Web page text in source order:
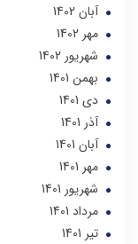
آبان 1402
مهر 1402
شهریور 1402
بهمن 1401
دی 1401
آذر 1401
آبان 1401
مهر 1401
شهریور 1401
مرداد 1401
تير 1401